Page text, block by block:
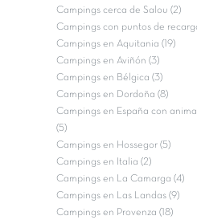
Campings cerca de Salou (2)
Campings con puntos de
Campings en Aquitania (19)
Campings en Aviñón (3)
Campings en Bélgica (3)
Campings en Dordoña (8)
Campings en España con
(5)
Campings en Hossegor (5)
Campings en Italia (2)
Campings en La Camarga (4)
Campings en Las Landas (9)
Campings en Provenza (18)